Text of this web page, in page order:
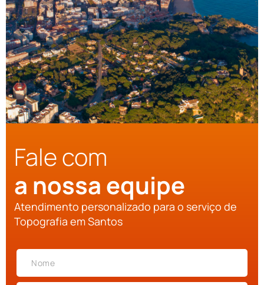
Fale com
a nossa equipe
Atendimento personalizado para o serviço de
Topografia em Santos